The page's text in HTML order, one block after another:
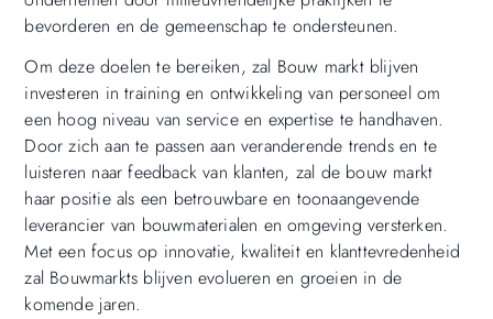
bevorderen en de gemeenschap te ondersteunen.
Om deze doelen te bereiken, zal Bouw markt blijven
investeren in training en ontwikkeling van personeel om
een hoog niveau van service en expertise te handhaven.
Door zich aan te passen aan veranderende trends en te
luisteren naar feedback van klanten, zal de bouw markt
haar positie als een betrouwbare en toonaangevende
leverancier van bouwmaterialen en omgeving versterken.
Met een focus op innovatie, kwaliteit en klanttevredenheid
zal Bouwmarkts blijven evolueren en groeien in de
komende jaren.